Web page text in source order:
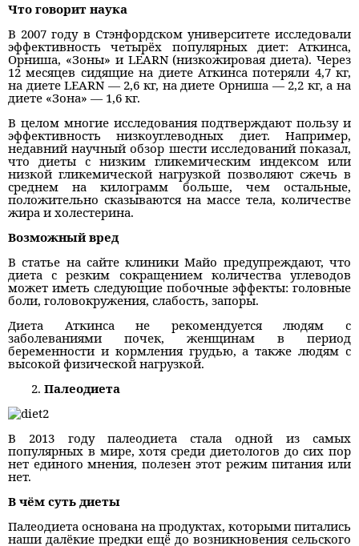
Что говорит наука
В 2007 году в Стэнфордском университете исследовали
эффективность четырёх популярных диет: Аткинса,
Орниша, «Зоны» и LEARN (низкожировая диета). Через
12 месяцев сидящие на диете Аткинса потеряли 4,7 кг,
на диете LEARN — 2,6 кг, на диете Орниша — 2,2 кг, а на
диете «Зона» — 1,6 кг.
В целом многие исследования подтверждают пользу и
эффективность низкоуглеводных диет. Например,
недавний научный обзор шести исследований показал,
что диеты с низким гликемическим индексом или
низкой гликемической нагрузкой позволяют сжечь в
среднем на килограмм больше, чем остальные,
положительно сказываются на массе тела, количестве
жира и холестерина.
Возможный вред
В статье на сайте клиники Майо предупреждают, что
диета с резким сокращением количества углеводов
может иметь следующие побочные эффекты: головные
боли, головокружения, слабость, запоры.
Диета Аткинса не рекомендуется людям с
заболеваниями почек, женщинам в период
беременности и кормления грудью, а также людям с
высокой физической нагрузкой.
Палеодиета
В 2013 году палеодиета стала одной из самых
популярных в мире, хотя среди диетологов до сих пор
нет единого мнения, полезен этот режим питания или
нет.
В чём суть диеты
Палеодиета основана на продуктах, которыми питались
наши далёкие предки ещё до возникновения сельского